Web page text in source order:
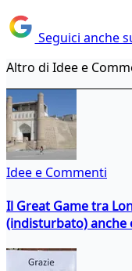
Seguici anche
Altro di Idee e
Idee e Commenti
Il Great Game tra
(indisturbato) anche